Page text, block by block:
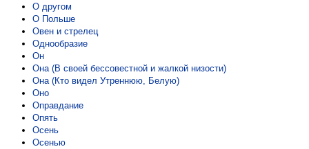
О другом
О Польше
Овен и стрелец
Однообразие
Он
Она (В своей бессовестной и жалкой низости)
Она (Кто видел Утреннюю, Белую)
Оно
Оправдание
Опять
Осень
Осенью